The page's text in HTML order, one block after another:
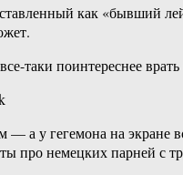
как «бывший
таки поинтереснее
— а у гегемона на экране
про немецких парней с